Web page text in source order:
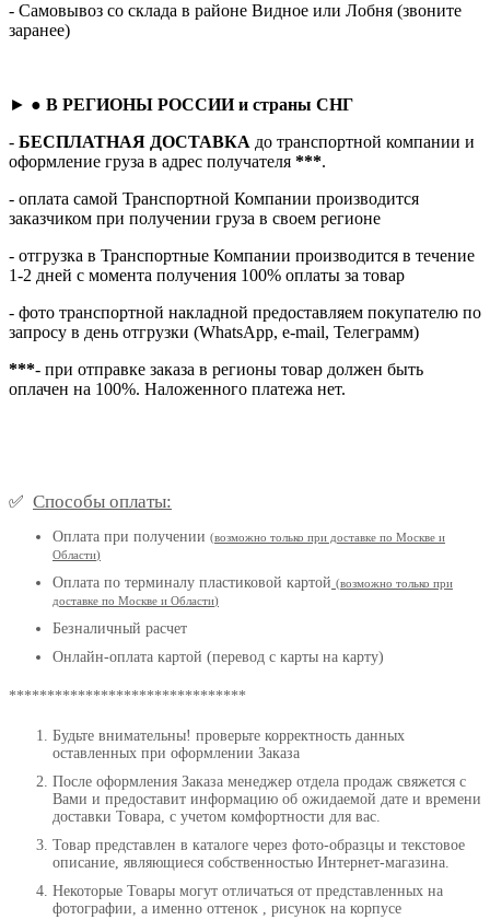
- Самовывоз со склада в районе Видное или Лобня (звоните
заранее)
► ● В РЕГИОНЫ РОССИИ и страны СНГ
- БЕСПЛАТНАЯ ДОСТАВКА до транспортной компании и
оформление груза в адрес получателя ***.
- оплата самой Транспортной Компании производится
заказчиком при получении груза в своем регионе
- отгрузка в Транспортные Компании производится в течение
1-2 дней с момента получения 100% оплаты за товар
- фото транспортной накладной предоставляем покупателю по
запросу в день отгрузки (WhatsApp, e-mail, Телеграмм)
***- при отправке заказа в регионы товар должен быть
оплачен на 100%. Наложенного платежа нет.
✅ Способы оплаты:
Оплата при получении (возможно только при доставке по Москве и
Области)
Оплата по терминалу пластиковой картой (возможно только при
доставке по Москве и Области)
Безналичный расчет
Онлайн-оплата картой (перевод с карты на карту)
*******************************
Будьте внимательны! проверьте корректность данных
оставленных при оформлении Заказа
После оформления Заказа менеджер отдела продаж свяжется с
Вами и предоставит информацию об ожидаемой дате и времени
доставки Товара, с учетом комфортности для вас.
Товар представлен в каталоге через фото-образцы и текстовое
описание, являющиеся собственностью Интернет-магазина.
Некоторые Товары могут отличаться от представленных на
фотографии, а именно оттенок , рисунок на корпусе